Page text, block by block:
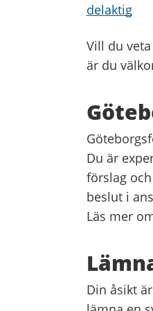
delaktig
Vill du
är du
Du är
förslag
beslut i
Läs mer
Din åsikt